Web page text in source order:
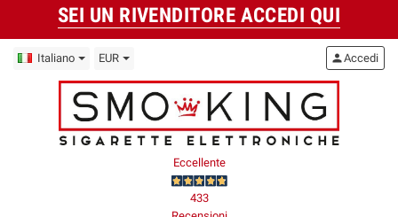
SEI UN RIVENDITORE ACCEDI QUI
Italiano EUR
Eccellente
433
personAccedi